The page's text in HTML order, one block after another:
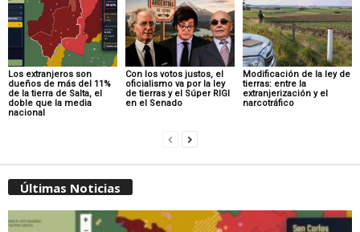
Los extranjeros son
dueños de más del 11%
de la tierra de Salta, el
doble que la media
nacional
Con los votos justos, el
oficialismo va por la ley
de tierras y el Súper RIGI
en el Senado
Modificación de la ley de
tierras: entre la
extranjerización y el
narcotráfico
Últimas Noticias